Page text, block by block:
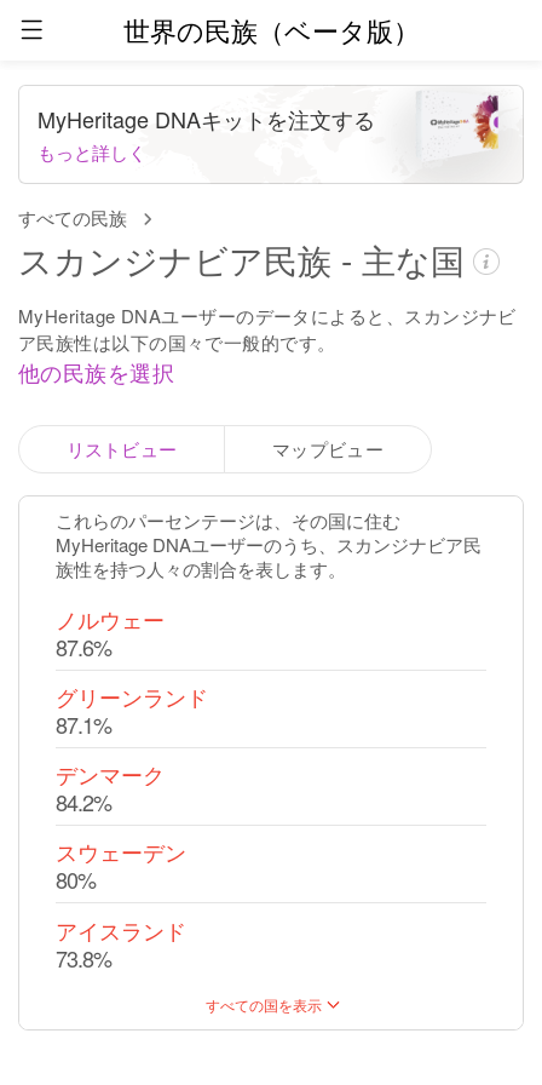
世界の民族（ベータ版）
すべての民族
スカンジナビア民族 - 主な国
MyHeritage DNAユーザーのデータによると、スカンジナビ
ア民族性は以下の国々で一般的です。
他の民族を選択
MyHeritage DNAキットを注文する
もっと詳しく
リストビュー マップビュー
これらのパーセンテージは、その国に住む
MyHeritage DNAユーザーのうち、スカンジナビア民
族性を持つ人々の割合を表します。
ノルウェー
87.6%
グリーンランド
87.1%
デンマーク
84.2%
スウェーデン
80%
アイスランド
73.8%
すべての国を表示